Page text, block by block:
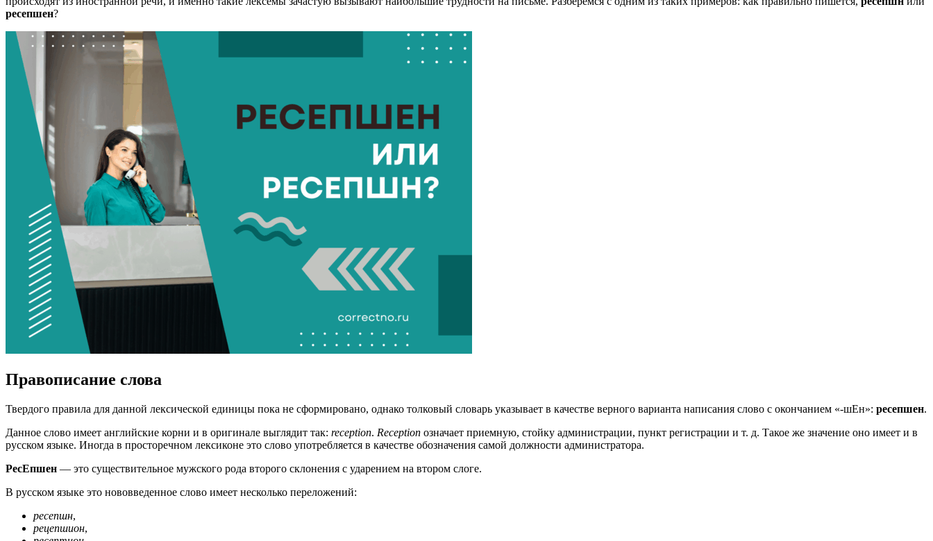
ресепшен?
Правописание слова
Твердого правила для данной лексической единицы пока не сформировано, однако толковый словарь указывает в качестве верного варианта написания слово с окончанием «-шЕн»: ресепшен.
Данное слово имеет английские корни и в оригинале выглядит так: reception. Reception означает приемную, стойку администрации, пункт регистрации и т. д. Такое же значение оно имеет и в
русском языке. Иногда в просторечном лексиконе это слово употребляется в качестве обозначения самой должности администратора.
РесЕпшен — это существительное мужского рода второго склонения с ударением на втором слоге.
В русском языке это нововведенное слово имеет несколько переложений:
ресепшн,
рецепшион,